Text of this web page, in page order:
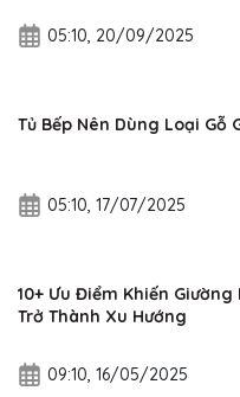
05:10, 20/09/2025
Tủ Bếp Nên Dùng Loại Gỗ
05:10, 17/07/2025
10+ Ưu Điểm Khiến Giường
Trở Thành Xu Hướng
09:10, 16/05/2025